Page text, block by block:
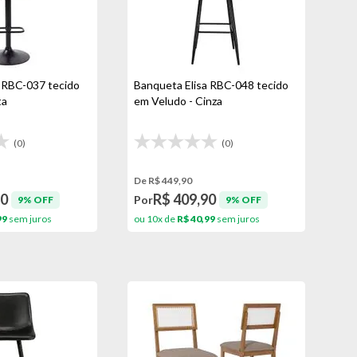
037 tecido
(0)
9% OFF
sem juros
Banqueta Elisa RBC-048 tecido
em Veludo - Cinza
(0)
De R$ 449,90
PorR$ 409,90
9% OFF
ou 10x de R$ 40,99 sem juros